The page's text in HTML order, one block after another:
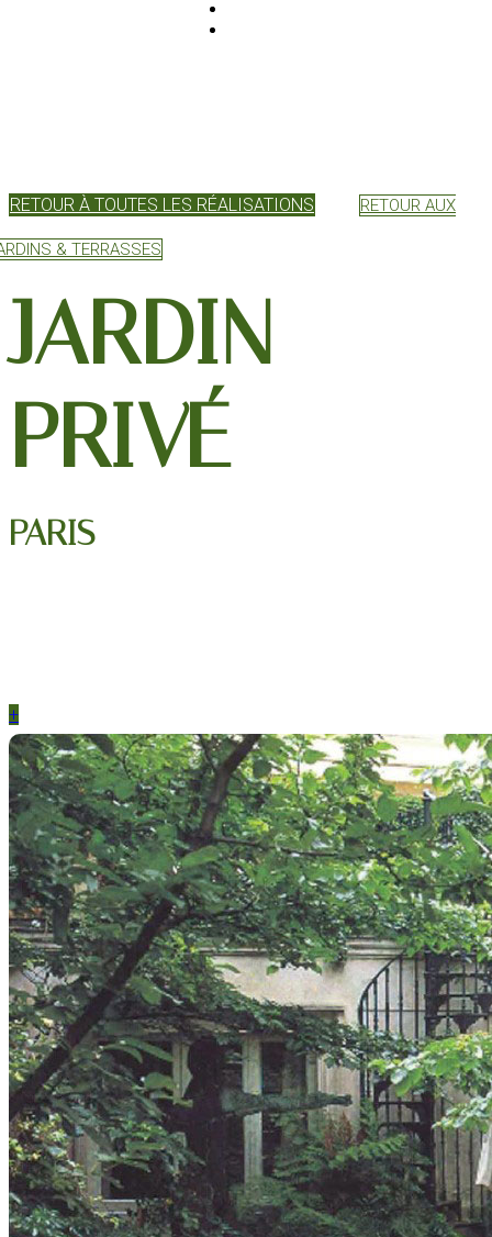
RETOUR À TOUTES LES RÉALISATIONS RETOUR AUX
& TERRASSES
JARDIN
PRIVÉ
PARIS
+